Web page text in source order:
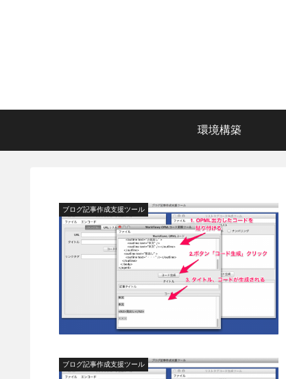
環境構築
ブログ記事作成支援ツール
ブログ記事作成支援ツール